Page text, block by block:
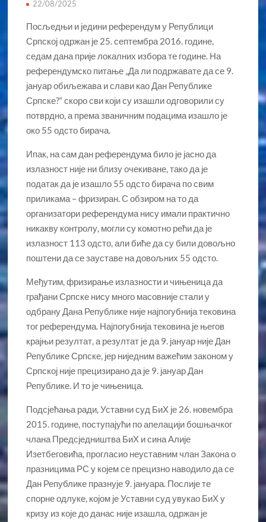
22/08/2025
Посљедњи и једини референдум у Републици
Српској одржан је 25. септембра 2016. године,
седам дана прије локалних избора те године. На
референдумско питање „Да ли подржавате да се 9.
јануар обиљежава и слави као Дан Републике
Српске?“ скоро сви који су изашли одговорили су
потврдно, а према званичним подацима изашло је
око 55 одсто бирача.
Ипак, на сам дан референдума било је јасно да
излазност није ни близу очекиване, тако да је
податак да је изашло 55 одсто бирача по свим
приликама – фризиран. С обзиром на то да
организатори референдума нису имали практично
никакву контролу, могли су комотно рећи да је
излазност 113 одсто, али биће да су били довољно
поштени да се зауставе на довољних 55 одсто.
Међутим, фризирање излазности и чињеница да
грађани Српске нису много масовније стали у
одбрану Дана Републике није најпогубнија тековина
тог референдума. Најпогубнија тековина је његов
крајњи резултат, а резултат је да 9. јануар није Дан
Републике Српске, јер ниједним важећим законом у
Српској није прецизирано да је 9. јануар Дан
Републике. И то је чињеница.
Подсјећања ради, Уставни суд БиХ је 26. новембра
2015. године, поступајући по апелацији бошњачког
члана Предсједништва БиХ и сина Алије
Изетбеговића, прогласио неуставним члан Закона о
празницима РС у којем се прецизно наводило да се
Дан Републике празнује 9. јануара. Послије те
спорне одлуке, којом је Уставни суд увукао БиХ у
кризу из које до данас није изашла, одржан је